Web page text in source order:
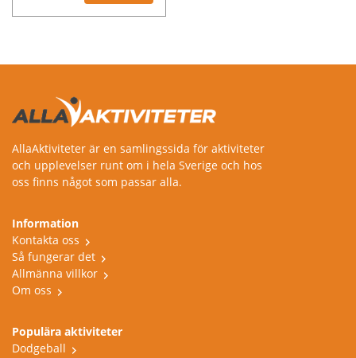
AllaAktiviteter är en samlingssida för aktiviteter
och upplevelser runt om i hela Sverige och hos
oss finns något som passar alla.
Information
Kontakta oss
Så fungerar det
Allmänna villkor
Om oss
Populära aktiviteter
Dodgeball